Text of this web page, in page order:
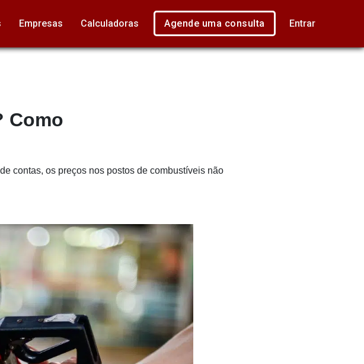
Empresas Calculadoras Agende uma consulta Entrar
Como
contas, os preços nos postos de combustíveis não